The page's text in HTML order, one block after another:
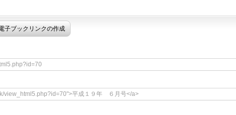
子ブックリンクの作成
view_html5.php?id=70">平成１９年 ６月号</a>